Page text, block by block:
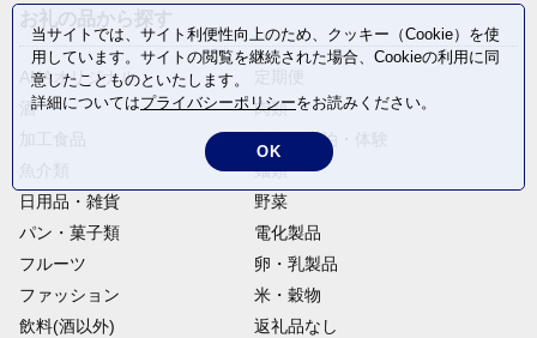
ANAオリジナル
酒
肉類
旅行・宿泊・体験
麺類
日用品・雑貨
野菜
パン・菓子類
電化製品
フルーツ
卵・乳製品
ファッション
米・穀物
飲料(酒以外)
返礼品なし
当サイトでは、サイト利便性向上のため、クッキー（Cookie）を使
用しています。サイトの閲覧を継続された場合、Cookieの利用に同
意したことものといたします。
詳細についてはプライバシーポリシーをお読みください。
OK